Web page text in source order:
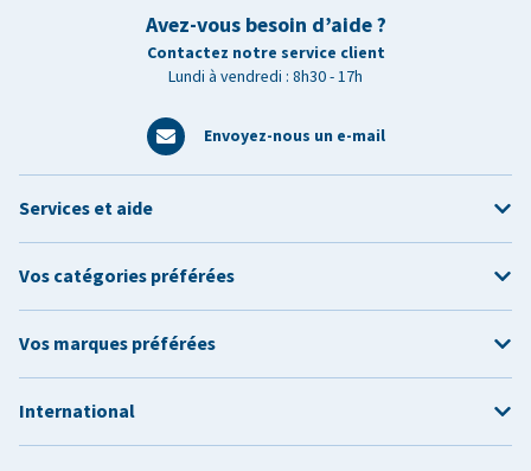
Avez-vous besoin d’aide ?
Contactez notre service client
Lundi à vendredi : 8h30 - 17h
Envoyez-nous un e-mail
Services et aide
Vos catégories préférées
Vos marques préférées
International